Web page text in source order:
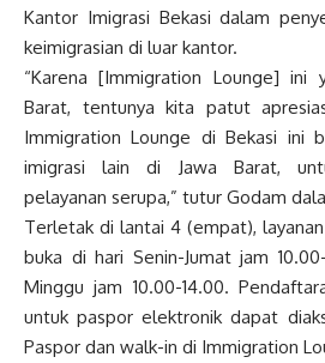
Kantor Imigrasi Bekasi dalam
keimigrasian di luar kantor.
“Karena [Immigration Lounge] ini
Barat, tentunya kita patut
Immigration Lounge di Bekasi ini
imigrasi lain di Jawa Barat,
pelayanan serupa,” tutur Godam
Terletak di lantai 4 (empat),
buka di hari Senin-Jumat jam
Minggu jam 10.00-14.00.
untuk paspor elektronik dapat
Paspor dan walk-in di Immigration